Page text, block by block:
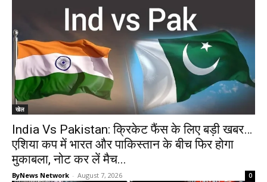
खेल
India Vs Pakistan: क्रिकेट फैंस के लिए बड़ी खबर…
एशिया कप में भारत और पाकिस्तान के बीच फिर होगा
मुकाबला, नोट कर लें मैच...
ByNews Network - August 7, 2026 0